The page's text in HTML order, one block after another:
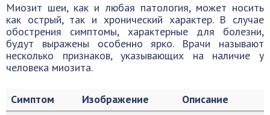
Миозит шеи, как и любая патология, может носить
как острый, так и хронический характер. В случае
обострения симптомы, характерные для болезни,
будут выражены особенно ярко. Врачи называют
несколько признаков, указывающих на наличие у
человека миозита.
Симптом Изображение Описание